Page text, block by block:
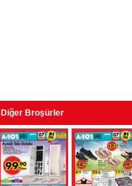
Diğer Broşürler